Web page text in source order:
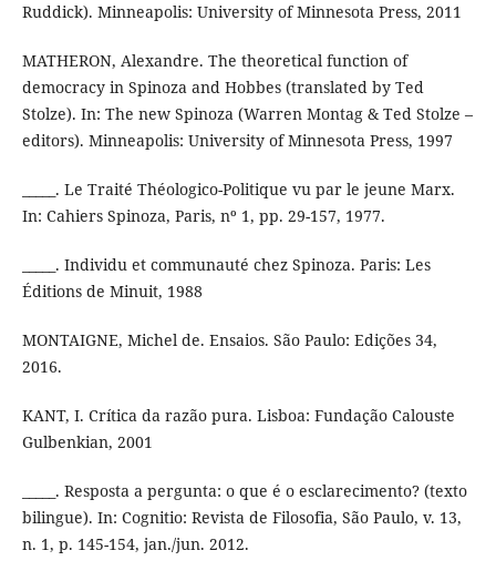
Ruddick). Minneapolis: University of Minnesota Press, 2011
MATHERON, Alexandre. The theoretical function of
democracy in Spinoza and Hobbes (translated by Ted
Stolze). In: The new Spinoza (Warren Montag & Ted Stolze –
editors). Minneapolis: University of Minnesota Press, 1997
_____. Le Traité Théologico-Politique vu par le jeune Marx.
In: Cahiers Spinoza, Paris, nº 1, pp. 29-157, 1977.
_____. Individu et communauté chez Spinoza. Paris: Les
Éditions de Minuit, 1988
MONTAIGNE, Michel de. Ensaios. São Paulo: Edições 34,
2016.
KANT, I. Crítica da razão pura. Lisboa: Fundação Calouste
Gulbenkian, 2001
_____. Resposta a pergunta: o que é o esclarecimento? (texto
bilingue). In: Cognitio: Revista de Filosofia, São Paulo, v. 13,
n. 1, p. 145-154, jan./jun. 2012.